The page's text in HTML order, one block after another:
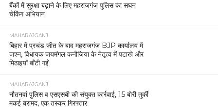
बैंकों में सुरक्षा बढ़ाने के लिए महराजगंज पुलिस का सघन
चेकिंग अभियान
MAHARAJGANJ
बिहार में प्रचंड जीत के बाद महराजगंज BJP कार्यालय में
जश्न, विधायक जयमंगल कनौजिया के नेतृत्व में पटाखे और
मिठाइयाँ बाँटी गईं
MAHARAJGANJ
नौतनवां पुलिस व एसएसबी की संयुक्त कार्रवाई, 15 बोरी तुर्की
मकई बरामद, एक तस्कर गिरफ्तार